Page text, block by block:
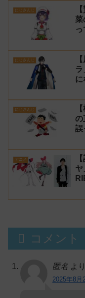
にじさんじ
菜
イ
にじさんじ
に
にじさんじ
の
誤
【
アニメ
ヤ
ン
コメント
匿名 よ
2025年8月